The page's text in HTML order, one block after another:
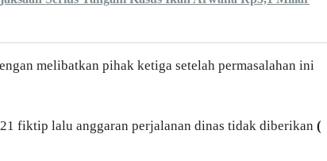
melibatkan pihak ketiga setelah permasalahan ini
fiktip lalu anggaran perjalanan dinas tidak diberikan (